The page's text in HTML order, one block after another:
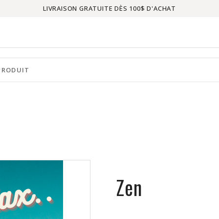
LIVRAISON GRATUITE DÈS 100$ D'ACHAT
Zen